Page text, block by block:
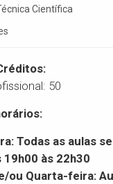
Científica
50
Todas as aulas
19h00 às 22h30
ou Quarta-feira: